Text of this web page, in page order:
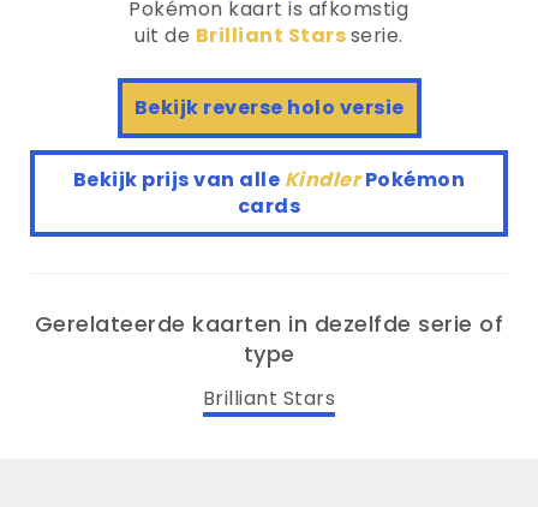
Pokémon kaart is afkomstig
uit de Brilliant Starsserie.
Bekijk reverse holo versie
Bekijk prijs van alle KindlerPokémon
cards
Gerelateerde kaarten in dezelfde serie of
type
Brilliant Stars